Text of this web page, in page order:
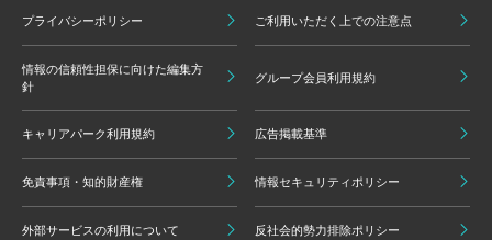
プライバシーポリシー ご利用いただく上での注意点
情報の信頼性担保に向けた編集方
針
グループ会員利用規約
キャリアパーク利用規約 広告掲載基準
免責事項・知的財産権 情報セキュリティポリシー
外部サービスの利用について 反社会的勢力排除ポリシー